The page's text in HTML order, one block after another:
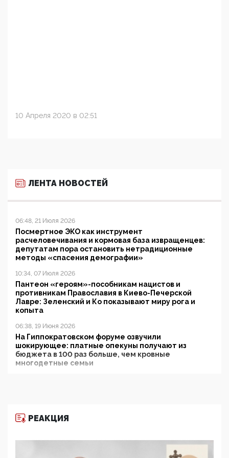
10 Апреля 2020 в 02:51
ЛЕНТА НОВОСТЕЙ
06:48, 21 Июля 2026
Посмертное ЭКО как инструмент
расчеловечивания и кормовая база извращенцев:
депутатам пора остановить нетрадиционные
методы «спасения демографии»
10:34, 07 Июля 2026
Пантеон «героям»-пособникам нацистов и
противникам Православия в Киево-Печерской
Лавре: Зеленский и Ко показывают миру рога и
копыта
06:38, 19 Июня 2026
На Гиппократовском форуме озвучили
шокирующее: платные опекуны получают из
бюджета в 100 раз больше, чем кровные
многодетные семьи
11:53, 09 Июня 2026
деятельность ИИТО ЮНЕСКО в России, но
цифроглобалисты продолжают определять
РЕАКЦИЯ